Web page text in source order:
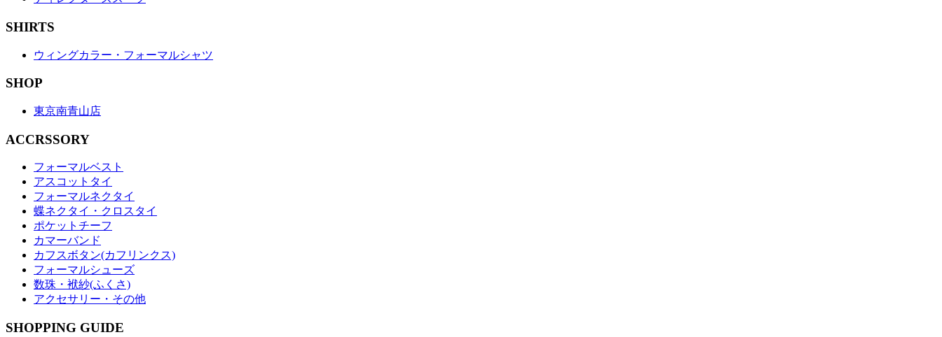
SHIRTS
ウィングカラー・フォーマルシャツ
SHOP
東京南青山店
ACCRSSORY
フォーマルベスト
アスコットタイ
フォーマルネクタイ
蝶ネクタイ・クロスタイ
ポケットチーフ
カマーバンド
カフスボタン(カフリンクス)
フォーマルシューズ
数珠・袱紗(ふくさ)
アクセサリー・その他
SHOPPING GUIDE